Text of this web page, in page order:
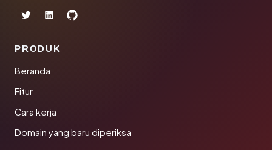
PRODUK
Beranda
Fitur
Cara kerja
Domain yang baru diperiksa